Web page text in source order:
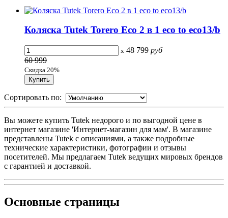
Коляска Tutek Torero Eco 2 в 1 eco to eco13/b
x 48 799 руб
60 999
Скидка 20%
Сортировать по:
Вы можете купить Tutek недорого и по выгодной цене в
интернет магазине 'Интернет-магазин для мам'. В магазине
представлены Tutek с описаниями, а также подробные
технические характеристики, фотографии и отзывы
посетителей. Мы предлагаем Tutek ведущих мировых брендов
с гарантией и доставкой.
Основные страницы